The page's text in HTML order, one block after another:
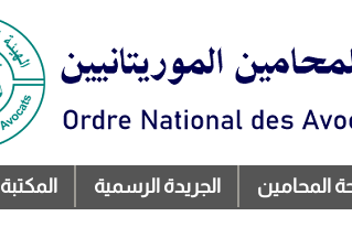
المحتوى
الرئيسي
المحامين الجريدة الرسمية المكتبة